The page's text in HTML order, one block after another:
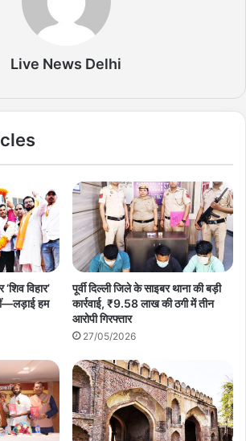
Live News Delhi
विहार’
हम
पूर्वी दिल्ली जिले के साइबर थाना की बड़ी
कार्रवाई, ₹9.58 लाख की ठगी में तीन
आरोपी गिरफ्तार
27/05/2026